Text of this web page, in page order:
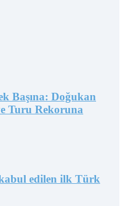
Başına: Doğukan
Turu Rekoruna
edilen ilk Türk